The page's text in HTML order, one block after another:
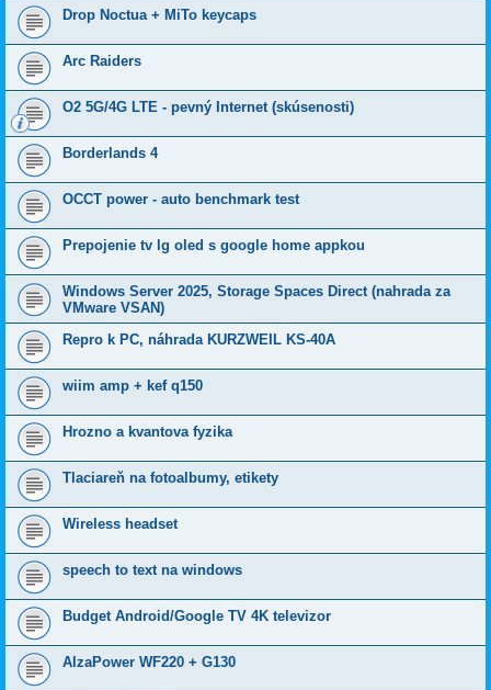
Drop Noctua + MiTo keycaps
Arc Raiders
O2 5G/4G LTE - pevný Internet (skúsenosti)
Borderlands 4
OCCT power - auto benchmark test
Prepojenie tv lg oled s google home appkou
Windows Server 2025, Storage Spaces Direct (nahrada za
VMware VSAN)
Repro k PC, náhrada KURZWEIL KS-40A
wiim amp + kef q150
Hrozno a kvantova fyzika
Tlaciareň na fotoalbumy, etikety
Wireless headset
speech to text na windows
Budget Android/Google TV 4K televizor
AlzaPower WF220 + G130